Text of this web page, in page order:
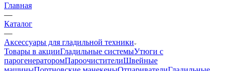
Главная
—
Каталог
—
Аксессуары для гладильной техники
Товары в акцииГладильные системыУтюги с
парогенераторомПароочистителиШвейные